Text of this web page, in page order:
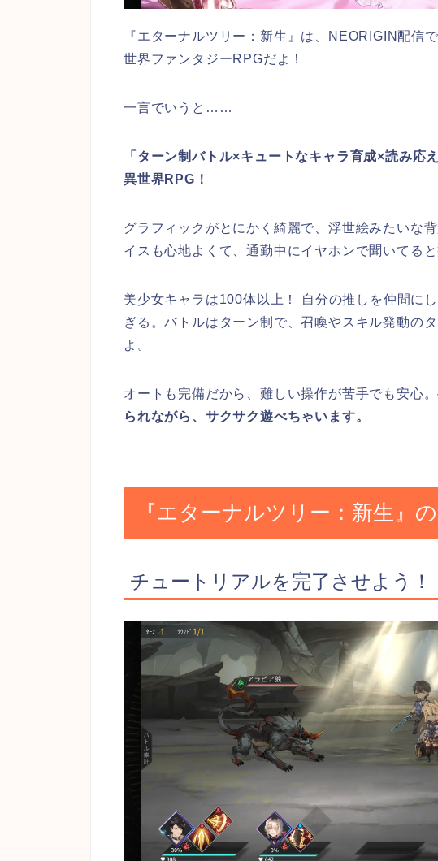
『エターナルツリー：新生』は、NEORIGIN配信
世界ファンタジーRPGだよ！
一言でいうと……
「ターン制バトル×キュートなキャラ育成×読み応
異世界RPG！
グラフィックがとにかく綺麗で、浮世絵みたいな
イスも心地よくて、通勤中にイヤホンで聞いてる
美少女キャラは100体以上！ 自分の推しを仲間に
ぎる。バトルはターン制で、召喚やスキル発動の
よ。
オートも完備だから、難しい操作が苦手でも安心。
られながら、サクサク遊べちゃいます。
『エターナルツリー：新生』
チュートリアルを完了させよう！